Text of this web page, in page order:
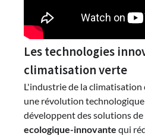
Les technologies
climatisation verte
L'industrie de la
une révolution
développent des solutions de
ecologique-innovante qui